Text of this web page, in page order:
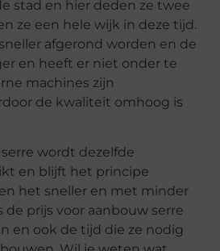
stad en hier deden ze twee
ze een hele wijk in deze tijd.
afgerond worden en de
en heeft er niet onder te
machines zijn
de kwaliteit omhoog is
wordt dezelfde
en blijft het principe
het sneller en met minder
de prijs voor aanbouw serre
en ook de tijd die ze nodig